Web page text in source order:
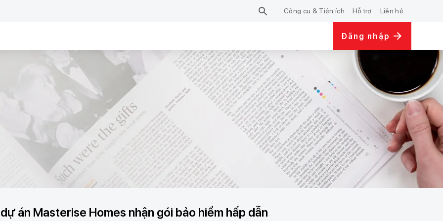
Công cụ & Tiện ích Hỗ trợ Liên hệ
Đăng nhập
án Masterise Homes nhận gói bảo hiểm hấp dẫn